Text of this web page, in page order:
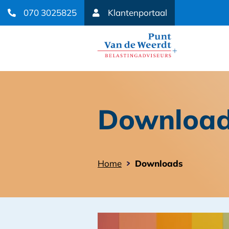
070 3025825 Klantenportaal
Home Downloads